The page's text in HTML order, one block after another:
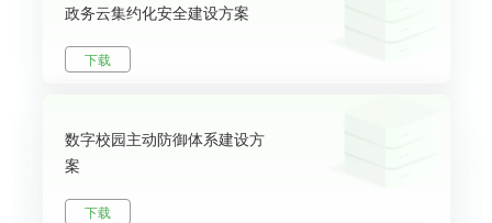
政务云集约化安全建设方案
下载
数字校园主动防御体系建设方
案
下载